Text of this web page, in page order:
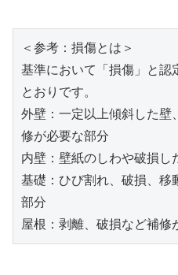
＜参考：損傷とは＞
基準において「損傷」と認
とおりです。
外壁：一定以上傾斜した壁
修が必要な部分
内壁：壁紙のしわや破損し
基礎：ひび割れ、破損、移
部分
屋根：剥離、破損など補修